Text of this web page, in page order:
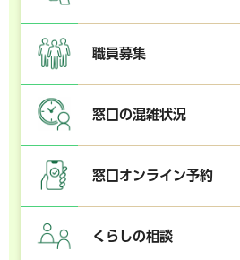
職員募集
窓口の混雑状況
窓口オンライン予約
くらしの相談